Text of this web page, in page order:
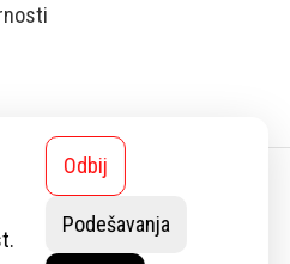
SVA PRAVA ZADRŽANA.
Odbij
Podešavanja